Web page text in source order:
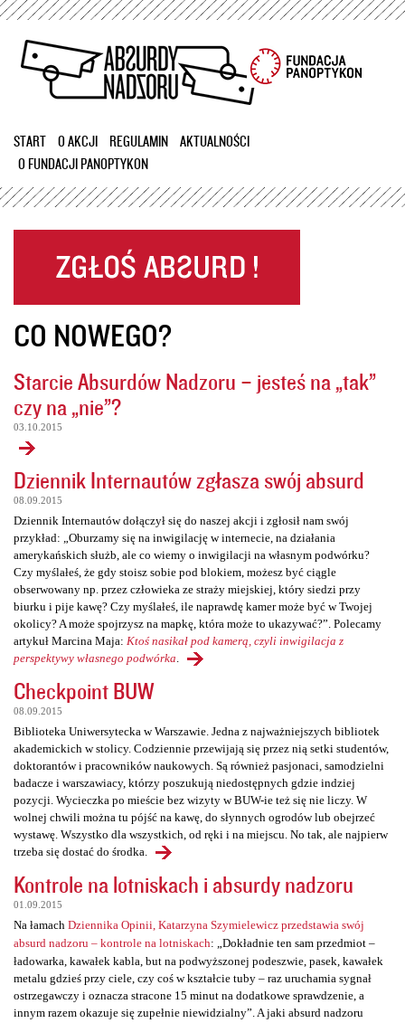
Przejdź
treści
START O AKCJI REGULAMIN
AKTUALNOŚCI
O FUNDACJI PANOPTYKON
CO NOWEGO?
Starcie Absurdów Nadzoru – jesteś na „tak”
czy na „nie”?
03.10.2015
Dziennik Internautów zgłasza swój absurd
08.09.2015
Dziennik Internautów dołączył się do naszej akcji i zgłosił nam swój
przykład: „Oburzamy się na inwigilację w internecie, na działania
amerykańskich służb, ale co wiemy o inwigilacji na własnym podwórku?
Czy myślałeś, że gdy stoisz sobie pod blokiem, możesz być ciągle
obserwowany np. przez człowieka ze straży miejskiej, który siedzi przy
biurku i pije kawę? Czy myślałeś, ile naprawdę kamer może być w Twojej
okolicy? A może spojrzysz na mapkę, która może to ukazywać?”. Polecamy
artykuł Marcina Maja: Ktoś nasikał pod kamerą, czyli inwigilacja z
perspektywy własnego podwórka
Checkpoint BUW
08.09.2015
Biblioteka Uniwersytecka w Warszawie. Jedna z najważniejszych bibliotek
akademickich w stolicy. Codziennie przewijają się przez nią setki studentów,
doktorantów i pracowników naukowych. Są również pasjonaci, samodzielni
badacze i warszawiacy, którzy poszukują niedostępnych gdzie indziej
pozycji. Wycieczka po mieście bez wizyty w BUW-ie też się nie liczy. W
wolnej chwili można tu pójść na kawę, do słynnych ogrodów lub obejrzeć
wystawę. Wszystko dla wszystkich, od ręki i na miejscu. No tak, ale najpierw
trzeba się dostać do środka.
Kontrole na lotniskach i absurdy nadzoru
01.09.2015
Na łamach Dziennika Opinii, Katarzyna Szymielewicz przedstawia swój
absurd nadzoru – kontrole na lotniskach: „Dokładnie ten sam przedmiot –
ładowarka, kawałek kabla, but na podwyższonej podeszwie, pasek, kawałek
metalu gdzieś przy ciele, czy coś w kształcie tuby – raz uruchamia sygnał
ostrzegawczy i oznacza stracone 15 minut na dodatkowe sprawdzenie, a
innym razem okazuje się zupełnie niewidzialny”. A jaki absurd nadzoru